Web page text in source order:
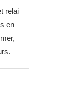
relai
en